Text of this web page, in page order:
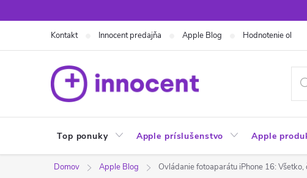
na
Kontakt Innocent predajňa Apple Blog Hodnotenie
Top ponuky Apple príslušenstvo Apple
Domov Apple Blog Ovládanie fotoaparátu iPhone 16: